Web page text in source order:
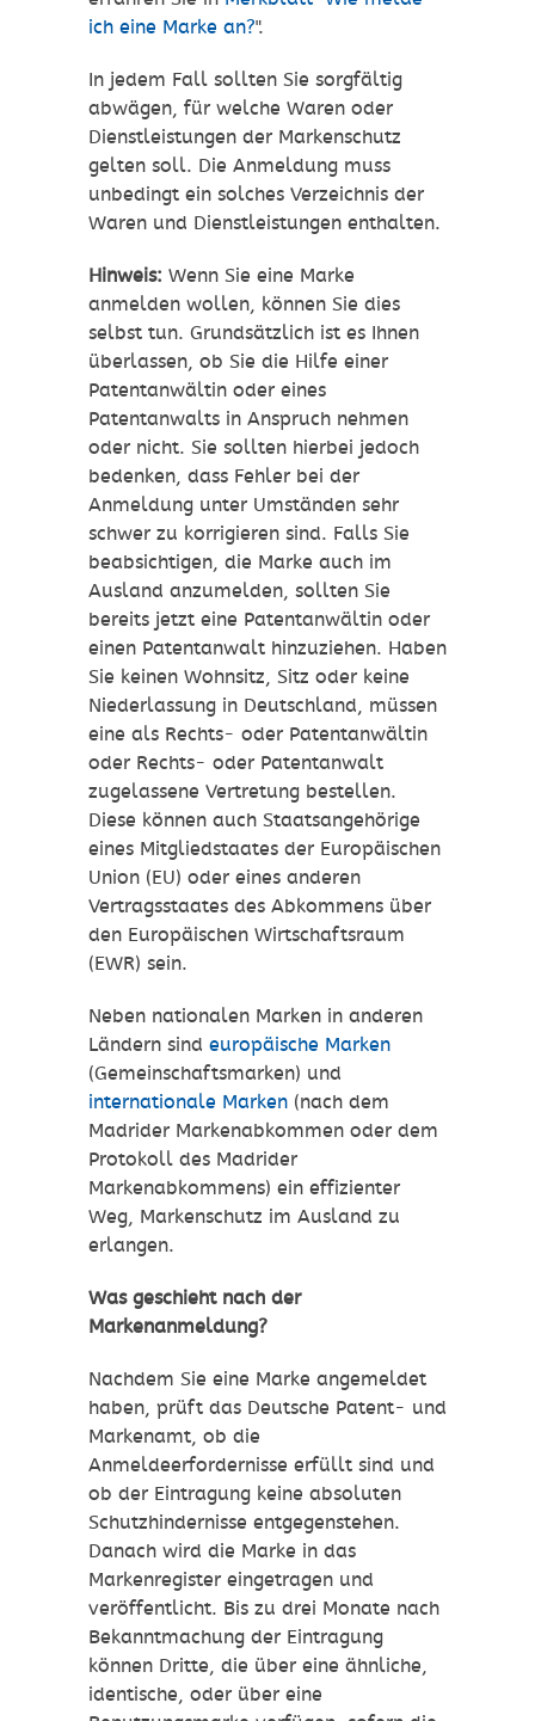
ich eine Marke an?".
In jedem Fall sollten Sie sorgfältig
abwägen, für welche Waren oder
Dienstleistungen der Markenschutz
gelten soll. Die Anmeldung muss
unbedingt ein solches Verzeichnis der
Waren und Dienstleistungen enthalten.
Hinweis: Wenn Sie eine Marke
anmelden wollen, können Sie dies
selbst tun. Grundsätzlich ist es Ihnen
überlassen, ob Sie die Hilfe einer
Patentanwältin oder eines
Patentanwalts in Anspruch nehmen
oder nicht. Sie sollten hierbei jedoch
bedenken, dass Fehler bei der
Anmeldung unter Umständen sehr
schwer zu korrigieren sind. Falls Sie
beabsichtigen, die Marke auch im
Ausland anzumelden, sollten Sie
bereits jetzt eine Patentanwältin oder
einen Patentanwalt hinzuziehen. Haben
Sie keinen Wohnsitz, Sitz oder keine
Niederlassung in Deutschland, müssen
eine als Rechts- oder Patentanwältin
oder Rechts- oder Patentanwalt
zugelassene Vertretung bestellen.
Diese können auch Staatsangehörige
eines Mitgliedstaates der Europäischen
Union (EU) oder eines anderen
Vertragsstaates des Abkommens über
den Europäischen Wirtschaftsraum
(EWR) sein.
Neben nationalen Marken in anderen
Ländern sind europäische Marken
(Gemeinschaftsmarken) und
internationale Marken (nach dem
Madrider Markenabkommen oder dem
Protokoll des Madrider
Markenabkommens) ein effizienter
Weg, Markenschutz im Ausland zu
erlangen.
Was geschieht nach der
Markenanmeldung?
Nachdem Sie eine Marke angemeldet
haben, prüft das Deutsche Patent- und
Markenamt, ob die
Anmeldeerfordernisse erfüllt sind und
ob der Eintragung keine absoluten
Schutzhindernisse entgegenstehen.
Danach wird die Marke in das
Markenregister eingetragen und
veröffentlicht. Bis zu drei Monate nach
Bekanntmachung der Eintragung
können Dritte, die über eine ähnliche,
identische, oder über eine